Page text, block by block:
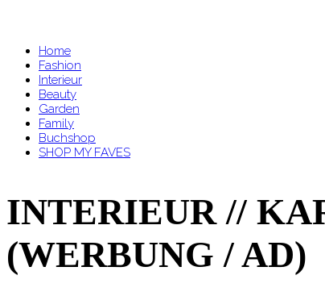
Home
Fashion
Interieur
Beauty
Garden
Family
Buchshop
SHOP MY FAVES
INTERIEUR //
(WERBUNG / AD)